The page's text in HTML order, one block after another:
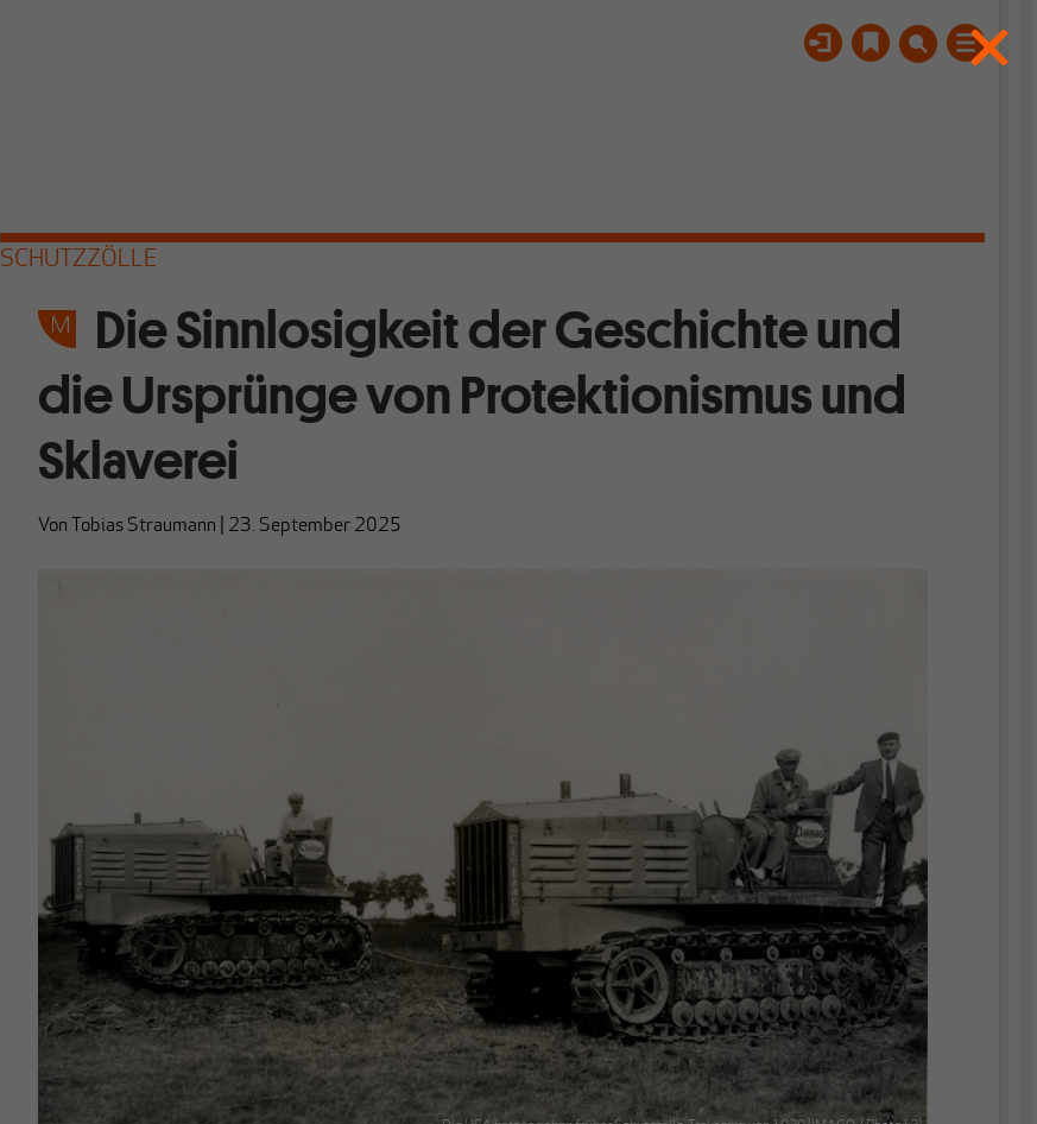
SCHUTZZÖLLE
Die Sinnlosigkeit der Geschichte und
die Ursprünge von Protektionismus und
Sklaverei
Von Tobias Straumann 23. September 2025